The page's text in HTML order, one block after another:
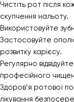
Чистіть рот після
скупчення нальоту.
Використовуйте
Застосовуйте
розвитку карієсу.
Регулярно
професійного
Здоров’я ротової
лікування